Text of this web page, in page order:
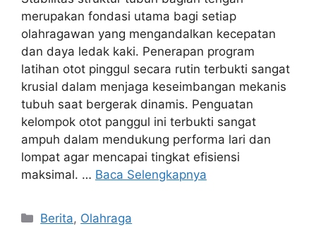
merupakan fondasi utama bagi setiap
olahragawan yang mengandalkan kecepatan
dan daya ledak kaki. Penerapan program
latihan otot pinggul secara rutin terbukti sangat
krusial dalam menjaga keseimbangan mekanis
tubuh saat bergerak dinamis. Penguatan
kelompok otot panggul ini terbukti sangat
ampuh dalam mendukung performa lari dan
lompat agar mencapai tingkat efisiensi
maksimal. … Baca Selengkapnya
Kategori
Berita, Olahraga